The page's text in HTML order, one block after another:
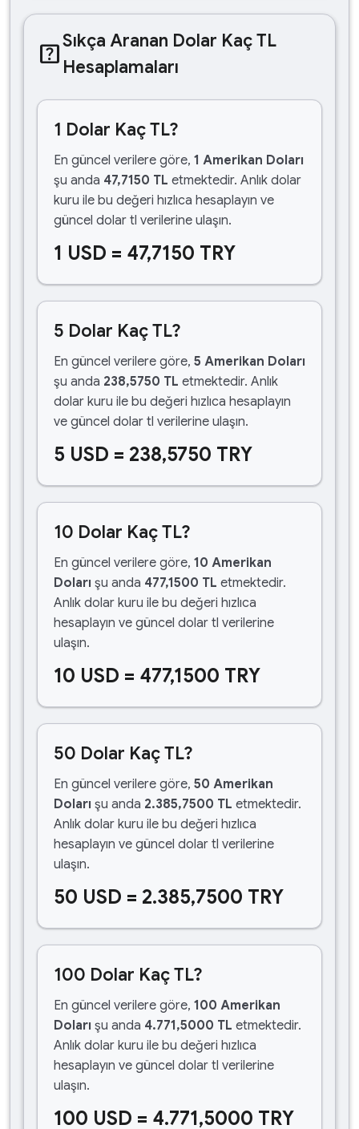
help_centerSıkça Aranan Dolar Kaç TL
Hesaplamaları
1 Dolar Kaç TL?
En güncel verilere göre, 1 Amerikan Doları
şu anda 47,7150 TL etmektedir. Anlık dolar
kuru ile bu değeri hızlıca hesaplayın ve
güncel dolar tl verilerine ulaşın.
1 USD = 47,7150 TRY
5 Dolar Kaç TL?
En güncel verilere göre, 5 Amerikan Doları
şu anda 238,5750 TL etmektedir. Anlık
dolar kuru ile bu değeri hızlıca hesaplayın
ve güncel dolar tl verilerine ulaşın.
5 USD = 238,5750 TRY
10 Dolar Kaç TL?
En güncel verilere göre, 10 Amerikan
Doları şu anda 477,1500 TL etmektedir.
Anlık dolar kuru ile bu değeri hızlıca
hesaplayın ve güncel dolar tl verilerine
ulaşın.
10 USD = 477,1500 TRY
50 Dolar Kaç TL?
En güncel verilere göre, 50 Amerikan
Doları şu anda 2.385,7500 TL etmektedir.
Anlık dolar kuru ile bu değeri hızlıca
hesaplayın ve güncel dolar tl verilerine
ulaşın.
50 USD = 2.385,7500 TRY
100 Dolar Kaç TL?
En güncel verilere göre, 100 Amerikan
Doları şu anda 4.771,5000 TL etmektedir.
Anlık dolar kuru ile bu değeri hızlıca
hesaplayın ve güncel dolar tl verilerine
ulaşın.
100 USD = 4.771,5000 TRY